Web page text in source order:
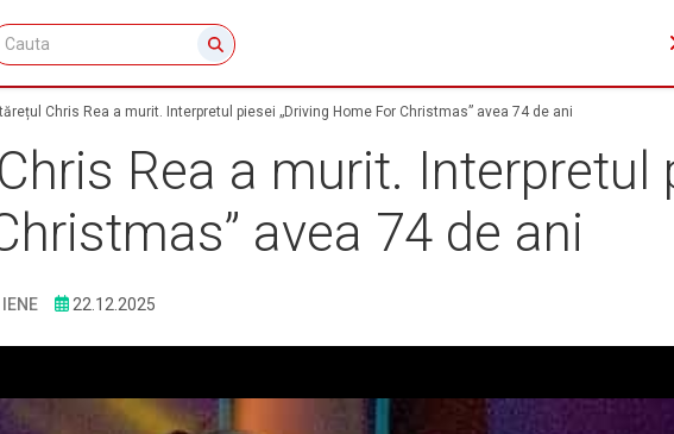
Chris Rea a murit. Interpretul piesei „Driving Home For Christmas” avea 74 de ani
Rea a murit. Interpretul
avea 74 de ani
22.12.2025